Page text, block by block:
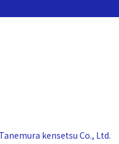
kensetsu Co., Ltd.